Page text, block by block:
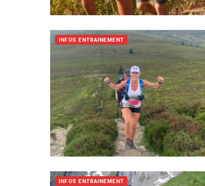
INFOS ENTRAINEMENT
INFOS ENTRAINEMENT